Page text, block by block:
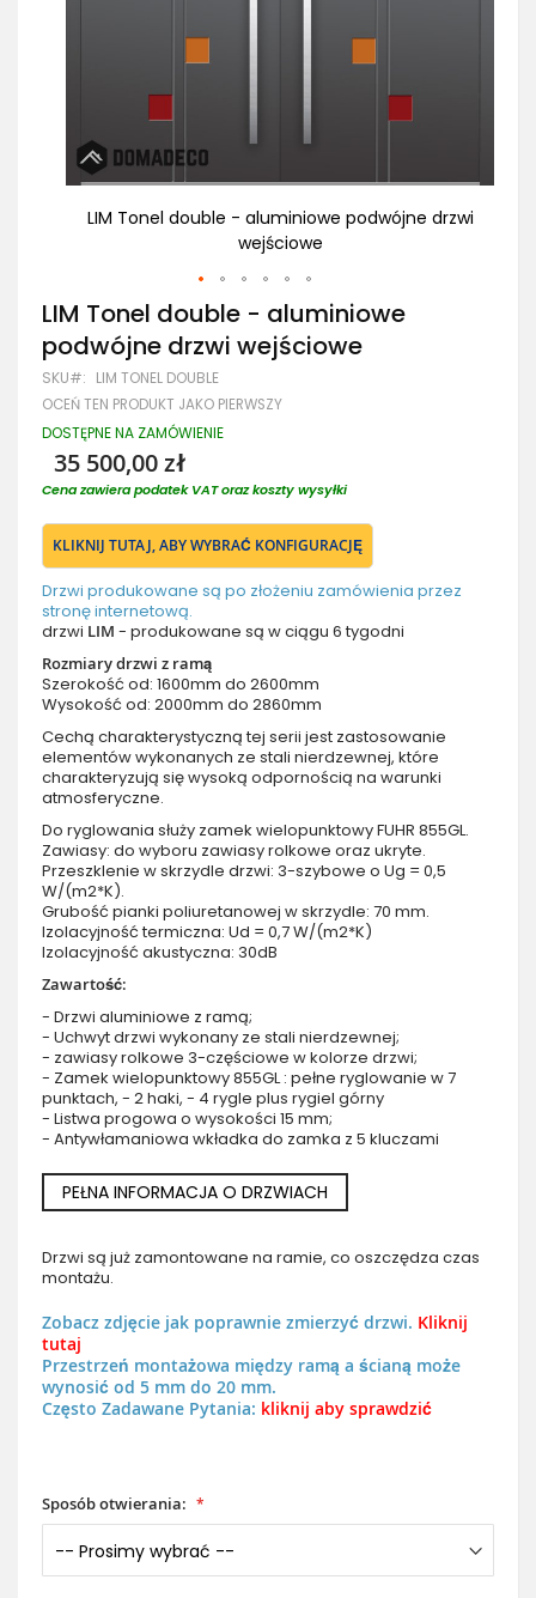
LIM Tonel double - aluminiowe podwójne drzwi
wejściowe
Przejdź
na
początek
galerii
LIM Tonel double - aluminiowe
podwójne drzwi wejściowe
SKU LIM TONEL DOUBLE
OCEŃ TEN PRODUKT JAKO PIERWSZY
DOSTĘPNE NA ZAMÓWIENIE
35 500,00 zł
Cena zawiera podatek VAT oraz koszty wysyłki
KLIKNIJ TUTAJ, ABY WYBRAĆ KONFIGURACJĘ
Drzwi produkowane są po złożeniu zamówienia przez
stronę internetową.
drzwi LIM - produkowane są w ciągu 6 tygodni
Rozmiary drzwi z ramą
Szerokość od: 1600mm do 2600mm
Wysokość od: 2000mm do 2860mm
Cechą charakterystyczną tej serii jest zastosowanie
elementów wykonanych ze stali nierdzewnej, które
charakteryzują się wysoką odpornością na warunki
atmosferyczne.
Do ryglowania służy zamek wielopunktowy FUHR 855GL.
Zawiasy: do wyboru zawiasy rolkowe oraz ukryte.
Przeszklenie w skrzydle drzwi: 3-szybowe o Ug = 0,5
W/(m2*K).
Grubość pianki poliuretanowej w skrzydle: 70 mm.
Izolacyjność termiczna: Ud = 0,7 W/(m2*K)
Izolacyjność akustyczna: 30dB
Zawartość:
- Drzwi aluminiowe z ramą;
- Uchwyt drzwi wykonany ze stali nierdzewnej;
- zawiasy rolkowe 3-częściowe w kolorze drzwi;
- Zamek wielopunktowy 855GL : pełne ryglowanie w 7
punktach, - 2 haki, - 4 rygle plus rygiel górny
- Listwa progowa o wysokości 15 mm;
- Antywłamaniowa wkładka do zamka z 5 kluczami
PEŁNA INFORMACJA O DRZWIACH
Drzwi są już zamontowane na ramie, co oszczędza czas
montażu.
Zobacz zdjęcie jak poprawnie zmierzyć drzwi. Kliknij
tutaj
Przestrzeń montażowa między ramą a ścianą może
wynosić od 5 mm do 20 mm.
Często Zadawane Pytania: kliknij aby sprawdzić
Sposób otwierania: